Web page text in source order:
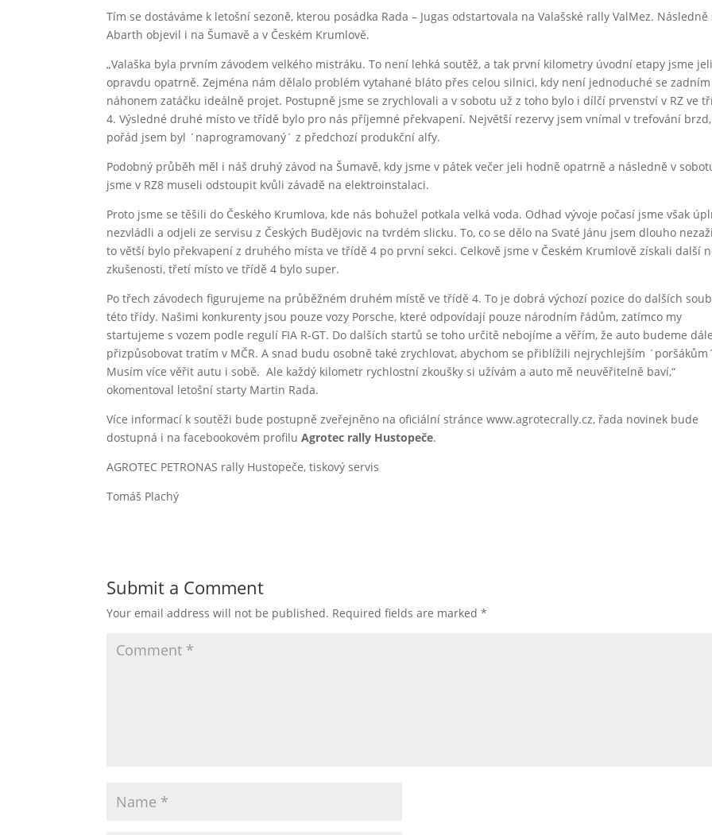
Tím se dostáváme k letošní sezoně, kterou posádka Rada – Jugas odstartovala na Valašské rally ValMez. Následně
Abarth objevil i na Šumavě a v Českém Krumlově.
„Valaška byla prvním závodem velkého mistráku. To není lehká soutěž, a tak první kilometry úvodní etapy jsme jeli
opravdu opatrně. Zejména nám dělalo problém vytahané bláto přes celou silnici, kdy není jednoduché se zadním
náhonem zatáčku ideálně projet. Postupně jsme se zrychlovali a v sobotu už z toho bylo i dílčí prvenství v RZ ve
4. Výsledné druhé místo ve třídě bylo pro nás příjemné překvapení. Největší rezervy jsem vnímal v trefování brzd,
pořád jsem byl ´naprogramovaný´ z předchozí produkční alfy.
Podobný průběh měl i náš druhý závod na Šumavě, kdy jsme v pátek večer jeli hodně opatrně a následně v
jsme v RZ8 museli odstoupit kvůli závadě na elektroinstalaci.
Proto jsme se těšili do Českého Krumlova, kde nás bohužel potkala velká voda. Odhad vývoje počasí jsme však
nezvládli a odjeli ze servisu z Českých Budějovic na tvrdém slicku. To, co se dělo na Svaté Jánu jsem dlouho
to větší bylo překvapení z druhého místa ve třídě 4 po první sekci. Celkově jsme v Českém Krumlově získali další
zkušenosti, třetí místo ve třídě 4 bylo super.
Po třech závodech figurujeme na průběžném druhém místě ve třídě 4. To je dobrá výchozí pozice do dalších
této třídy. Našimi konkurenty jsou pouze vozy Porsche, které odpovídají pouze národním řádům, zatímco my
startujeme s vozem podle regulí FIA R-GT. Do dalších startů se toho určitě nebojíme a věřím, že auto budeme dále
přizpůsobovat tratím v MČR. A snad budu osobně také zrychlovat, abychom se přiblížili nejrychlejším
Musím více věřit autu i sobě. Ale každý kilometr rychlostní zkoušky si užívám a auto mě neuvěřitelně baví,“
okomentoval letošní starty Martin Rada.
Více informací k soutěži bude postupně zveřejněno na oficiální stránce www.agrotecrally.cz, řada novinek bude
dostupná i na facebookovém profiluAgrotec rally Hustopeče.
AGROTEC PETRONAS rally Hustopeče, tiskový servis
Tomáš Plachý
Submit a Comment
Your email address will not be published. Required fields are marked*